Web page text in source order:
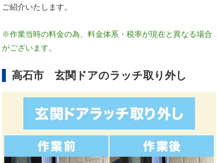
ご紹介いたします。
※作業当時の料金の為、料金体系・税率が現在と異なる場合
がございます。
高石市 玄関ドアのラッチ取り外し